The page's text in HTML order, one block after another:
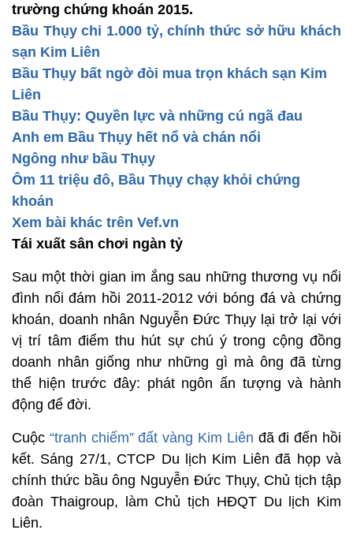
trường chứng khoán 2015.
Bầu Thụy chi 1.000 tỷ, chính thức sở hữu khách
sạn Kim Liên
Bầu Thụy bất ngờ đòi mua trọn khách sạn Kim
Liên
Bầu Thụy: Quyền lực và những cú ngã đau
Anh em Bầu Thụy hết nổ và chán nổi
Ngông như bầu Thụy
Ôm 11 triệu đô, Bầu Thụy chạy khỏi chứng
khoán
Xem bài khác trên Vef.vn
Tái xuất sân chơi ngàn tỷ
Sau một thời gian im ắng sau những thương vụ nổi
đình nổi đám hồi 2011-2012 với bóng đá và chứng
khoán, doanh nhân Nguyễn Đức Thụy lại trở lại với
vị trí tâm điểm thu hút sự chú ý trong cộng đồng
doanh nhân giống như những gì mà ông đã từng
thể hiện trước đây: phát ngôn ấn tượng và hành
động để đời.
Cuộc “tranh chiếm” đất vàng Kim Liên đã đi đến hồi
kết. Sáng 27/1, CTCP Du lịch Kim Liên đã họp và
chính thức bầu ông Nguyễn Đức Thụy, Chủ tịch tập
đoàn Thaigroup, làm Chủ tịch HĐQT Du lịch Kim
Liên.